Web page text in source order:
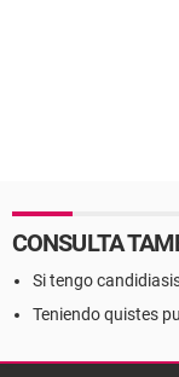
CONSULTA
Si tengo
Teniendo quistes